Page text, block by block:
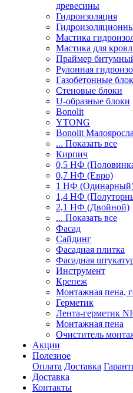
древесины
Гидроизоляция
Мастика
Мастика для
Праймер
Рулонная
Газобетонные
Стеновые блоки
U-образные блоки
Bonolit
YTONG
Bonolit
... Показать все
Кирпич
0,5 НФ
0,7 НФ (Евро)
1 НФ
1,4 НФ
2,1 НФ (Двойной)
... Показать все
Фасад
Сайдинг
Фасадная плитка
Фасадная
Инструмент
Крепеж
Монтажная пена,
Герметик
Лента-герметик
Монтажная пена
Очиститель
Акции
Полезное
Оплата Доставка
Доставка
Контакты